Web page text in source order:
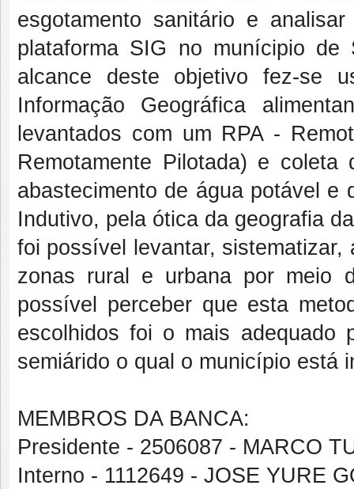
esgotamento sanitário e
plataforma SIG no munícipio
alcance deste objetivo fez-se
Informação Geográfica
levantados com um RPA -
Remotamente Pilotada) e
abastecimento de água potável e
Indutivo, pela ótica da geografia
foi possível levantar,
zonas rural e urbana por meio
possível perceber que esta
escolhidos foi o mais
semiárido o qual o município está
MEMBROS DA BANCA:
Presidente - 2506087 - MARCO
Interno - 1112649 - JOSE YURE